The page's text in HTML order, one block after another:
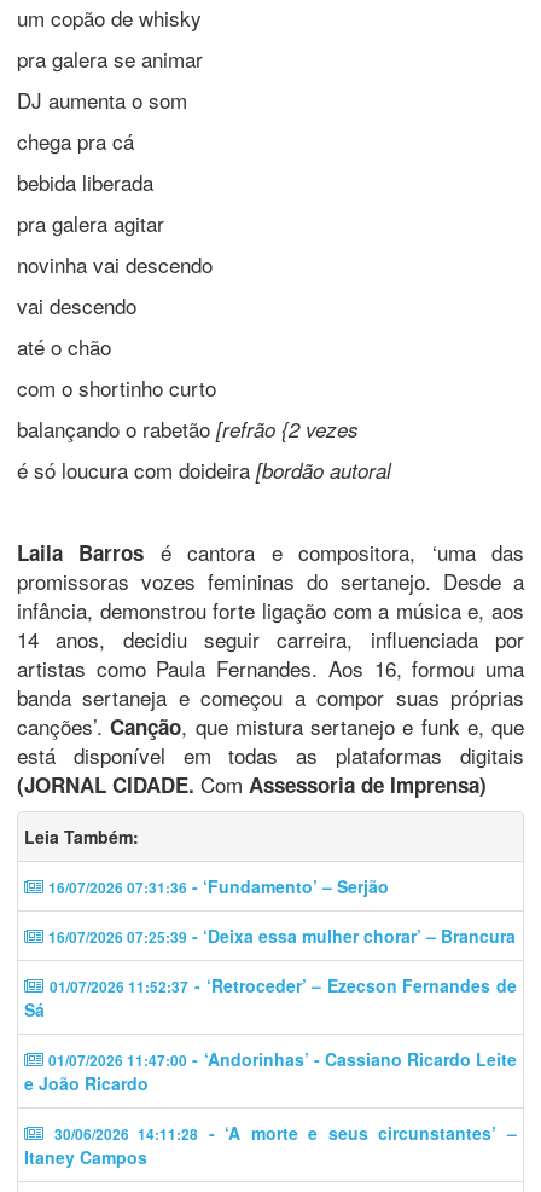
um copão de whisky
pra galera se animar
DJ aumenta o som
chega pra cá
bebida liberada
pra galera agitar
novinha vai descendo
vai descendo
até o chão
com o shortinho curto
balançando o rabetão [refrão {2 vezes
é só loucura com doideira [bordão autoral
Laila Barros é cantora e compositora, ‘uma das
promissoras vozes femininas do sertanejo. Desde a
infância, demonstrou forte ligação com a música e, aos
14 anos, decidiu seguir carreira, influenciada por
artistas como Paula Fernandes. Aos 16, formou uma
banda sertaneja e começou a compor suas próprias
canções’.Canção, que mistura sertanejo e funk e, que
está disponível em todas as plataformas digitais
(JORNAL CIDADE. Com Assessoria de Imprensa)
Leia Também:
16/07/2026 07:31:36 - ‘Fundamento’ – Serjão
16/07/2026 07:25:39 - ‘Deixa essa mulher chorar’ – Brancura
01/07/2026 11:52:37 - ‘Retroceder’ – Ezecson Fernandes de
Sá
01/07/2026 11:47:00 - ‘Andorinhas’ - Cassiano Ricardo Leite
e João Ricardo
30/06/2026 14:11:28 - ‘A morte e seus circunstantes’ –
Itaney Campos